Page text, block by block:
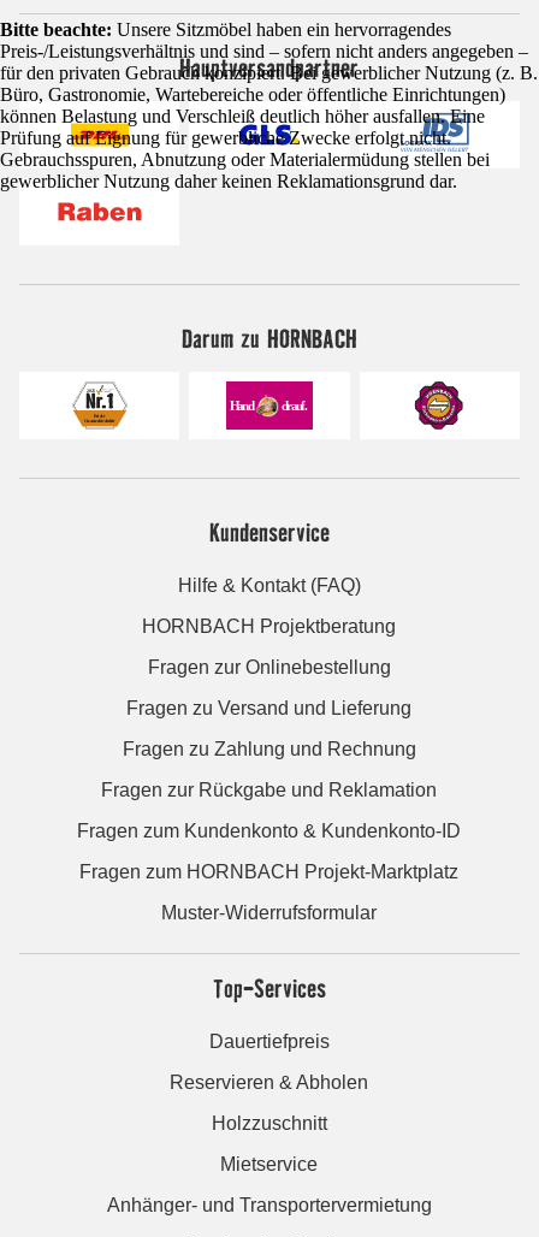
Bitte beachte: Unsere Sitzmöbel haben ein hervorragendes
Preis-/Leistungsverhältnis und sind – sofern nicht anders angegeben –
für den privaten Gebrauch konzipiert. Bei gewerblicher Nutzung (z. B.
Büro, Gastronomie, Wartebereiche oder öffentliche Einrichtungen)
können Belastung und Verschleiß deutlich höher ausfallen. Eine
Prüfung auf Eignung für gewerbliche Zwecke erfolgt nicht.
Gebrauchsspuren, Abnutzung oder Materialermüdung stellen bei
gewerblicher Nutzung daher keinen Reklamationsgrund dar.
Hauptversandpartner
Darum zu HORNBACH
Kundenservice
Hilfe & Kontakt (FAQ)
HORNBACH Projektberatung
Fragen zur Onlinebestellung
Fragen zu Versand und Lieferung
Fragen zu Zahlung und Rechnung
Fragen zur Rückgabe und Reklamation
Fragen zum Kundenkonto & Kundenkonto-ID
Fragen zum HORNBACH Projekt-Marktplatz
Muster-Widerrufsformular
Top-Services
Dauertiefpreis
Reservieren & Abholen
Holzzuschnitt
Mietservice
Anhänger- und Transportervermietung